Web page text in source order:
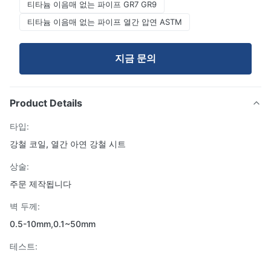
티타늄 이음매 없는 파이프 GR7 GR9
티타늄 이음매 없는 파이프 열간 압연 ASTM
지금 문의
Product Details
타입:
강철 코일, 열간 아연 강철 시트
상술:
주문 제작됩니다
벽 두께:
0.5-10mm,0.1~50mm
테스트: